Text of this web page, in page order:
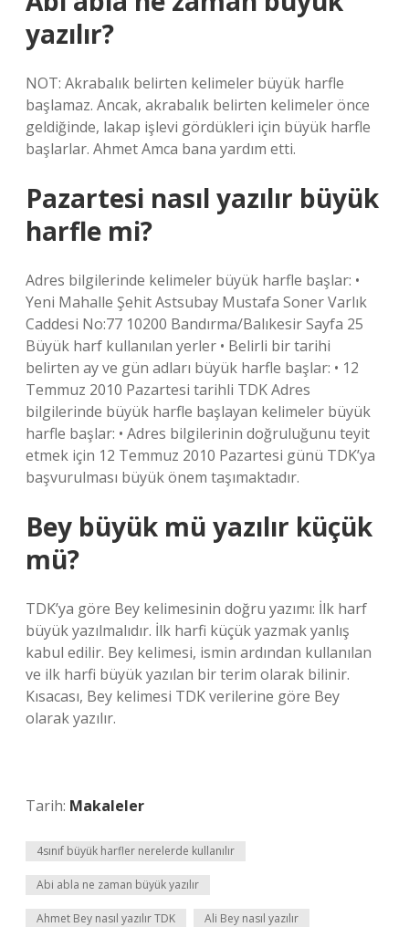
yazılır?
NOT: Akrabalık belirten kelimeler büyük harfle
başlamaz. Ancak, akrabalık belirten kelimeler önce
geldiğinde, lakap işlevi gördükleri için büyük harfle
başlarlar. Ahmet Amca bana yardım etti.
Pazartesi nasıl yazılır büyük
harfle mi?
Adres bilgilerinde kelimeler büyük harfle başlar: •
Yeni Mahalle Şehit Astsubay Mustafa Soner Varlık
Caddesi No:77 10200 Bandırma/Balıkesir Sayfa 25
Büyük harf kullanılan yerler • Belirli bir tarihi
belirten ay ve gün adları büyük harfle başlar: • 12
Temmuz 2010 Pazartesi tarihli TDK Adres
bilgilerinde büyük harfle başlayan kelimeler büyük
harfle başlar: • Adres bilgilerinin doğruluğunu teyit
etmek için 12 Temmuz 2010 Pazartesi günü TDK’ya
başvurulması büyük önem taşımaktadır.
Bey büyük mü yazılır küçük
mü?
TDK’ya göre Bey kelimesinin doğru yazımı: İlk harf
büyük yazılmalıdır. İlk harfi küçük yazmak yanlış
kabul edilir. Bey kelimesi, ismin ardından kullanılan
ve ilk harfi büyük yazılan bir terim olarak bilinir.
Kısacası, Bey kelimesi TDK verilerine göre Bey
olarak yazılır.
Tarih: Makaleler
4sınıf büyük harfler nerelerde kullanılır
Abi abla ne zaman büyük yazılır
Ahmet Bey nasıl yazılır TDK Ali Bey nasıl yazılır